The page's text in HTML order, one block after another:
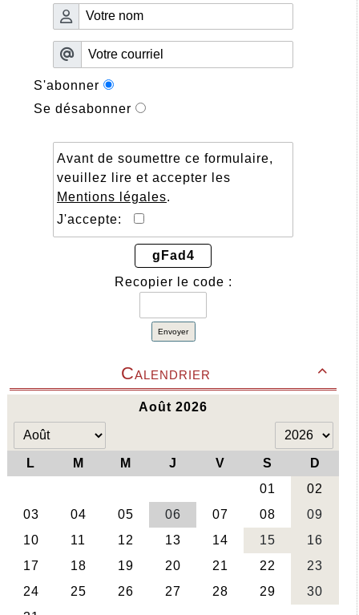
S'abonner
Se désabonner
Avant de soumettre ce formulaire,
veuillez lire et accepter les
Mentions légales.
J'accepte:
gFad4
Recopier le code :
Envoyer

Calendrier